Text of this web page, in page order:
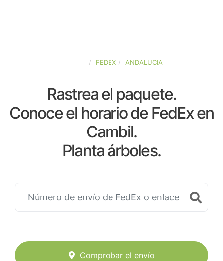
FEDEX ANDALUCIA
Rastrea el paquete.
Conoce el horario de FedEx en
Cambil.
Planta árboles.
Comprobar el envío